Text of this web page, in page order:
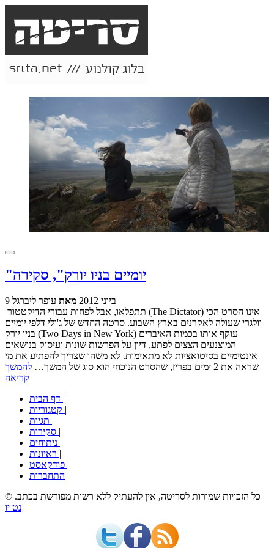
"יומיים בניו יורק", סקירה
9 ביוני 2012 מאת עופר ליברגל
וולגרי שעולה לאקרנים בארץ השבוע. סרטה החדש של ג'ולי דלפי יומיים
בניו יורק (Two Days in New York) עוקף אותו בכמות האיברים
המוצנעים הצצים לפתע, דיון על הפרשות שונות ועיסוק בנושאים
אינטימיים בסיטואציות לא מתאימות. לא משהו שצריך להפתיע את מי
שראה את 2 ימים בפריז, שהסרט הנוכחי הוא סוג של המשך…
להמשך
קריאה
|
|
|
|
|
|
|
התחברות
© כל הזכויות שמורות לסריטה, אין להעתיק ללא רשות מפורשת בכתב.
נט יו